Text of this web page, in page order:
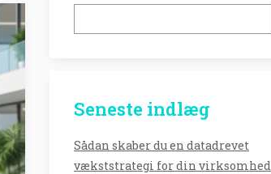
Seneste indlæg
Sådan skaber du en datadrevet
vækststrategi for din virksomhed